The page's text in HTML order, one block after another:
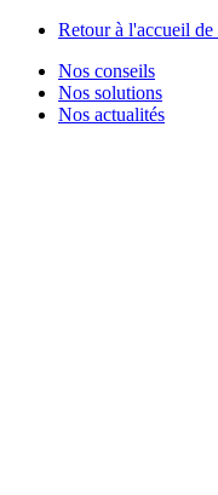
Retour à l'accueil
Nos conseils
Nos solutions
Nos actualités